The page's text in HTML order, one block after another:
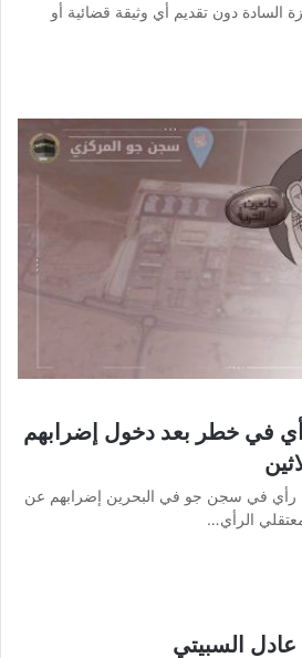
السادة دون تقديم أي وثيقة قضائية أو
في خطر بعد دخول إضرابهم
من 800 معتقل رأي في سجن جو في البحرين إضرابهم عن
الرأي…
عادل السبيتي